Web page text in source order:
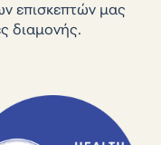
επισκεπτών μας
διαμονής.